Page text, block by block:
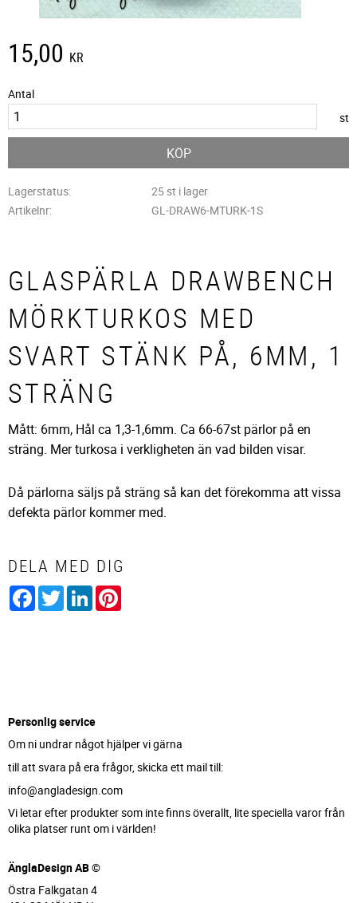
15,00 KR
Antal
st
KÖP
Lagerstatus
25 st i lager
Artikelnr
GL-DRAW6-MTURK-1S
GLASPÄRLA DRAWBENCH
MÖRKTURKOS MED
SVART STÄNK PÅ, 6MM, 1
STRÄNG
Mått: 6mm, Hål ca 1,3-1,6mm. Ca 66-67st pärlor på en
sträng. Mer turkosa i verkligheten än vad bilden visar.
Då pärlorna säljs på sträng så kan det förekomma att vissa
defekta pärlor kommer med.
DELA MED DIG
Facebook
TwitterLinkedIn
Personlig service
Om ni undrar något hjälper vi gärna
till att svara på era frågor, skicka ett mail till:
info@angladesign.com
Vi letar efter produkter som inte finns överallt, lite speciella varor från
olika platser runt om i världen!
ÄnglaDesign AB ©
Östra Falkgatan 4